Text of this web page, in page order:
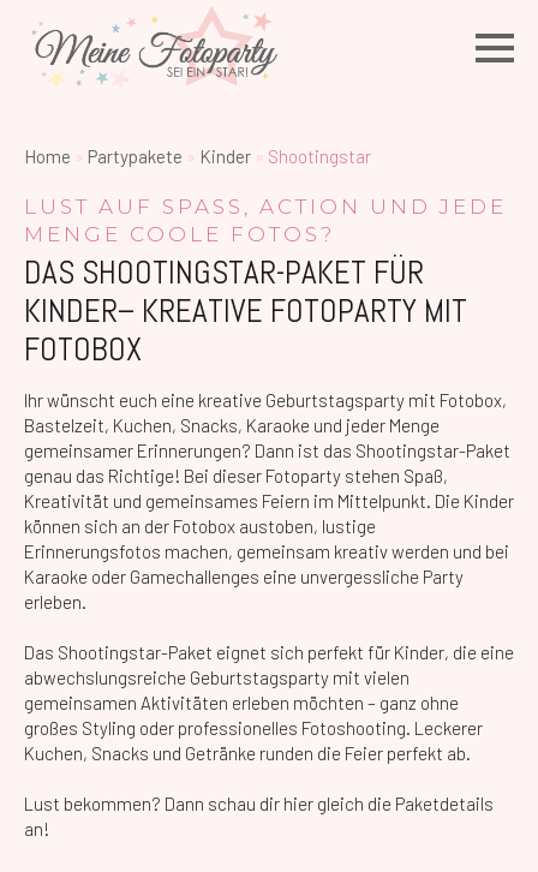
Home » Partypakete » Kinder » Shootingstar
LUST AUF SPASS, ACTION UND JEDE M
ENGE COOLE FOTOS?
DAS SHOOTINGSTAR-PAKET FÜR
KINDER– KREATIVE FOTOPARTY MIT
FOTOBOX
Ihr wünscht euch eine kreative Geburtstagsparty mit Fotobox,
Bastelzeit, Kuchen, Snacks, Karaoke und jeder Menge
gemeinsamer Erinnerungen? Dann ist das Shootingstar-Paket
genau das Richtige! Bei dieser Fotoparty stehen Spaß,
Kreativität und gemeinsames Feiern im Mittelpunkt. Die Kinder
können sich an der Fotobox austoben, lustige
Erinnerungsfotos machen, gemeinsam kreativ werden und bei
Karaoke oder Gamechallenges eine unvergessliche Party
erleben.
Das Shootingstar-Paket eignet sich perfekt für Kinder, die eine
abwechslungsreiche Geburtstagsparty mit vielen
gemeinsamen Aktivitäten erleben möchten – ganz ohne
großes Styling oder professionelles Fotoshooting. Leckerer
Kuchen, Snacks und Getränke runden die Feier perfekt ab.
Lust bekommen? Dann schau dir hier gleich die Paketdetails
an!